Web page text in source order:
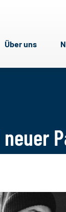
Über uns